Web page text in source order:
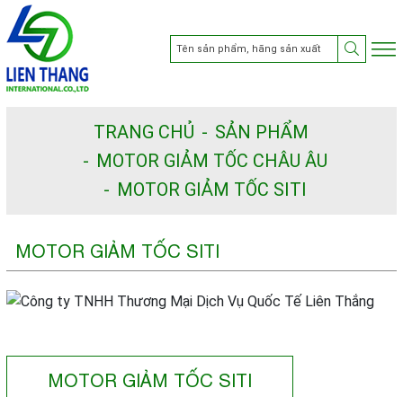
TRANG CHỦ
SẢN PHẨM
MOTOR GIẢM TỐC CHÂU ÂU
MOTOR GIẢM TỐC SITI
MOTOR GIẢM TỐC SITI
MOTOR GIẢM TỐC SITI